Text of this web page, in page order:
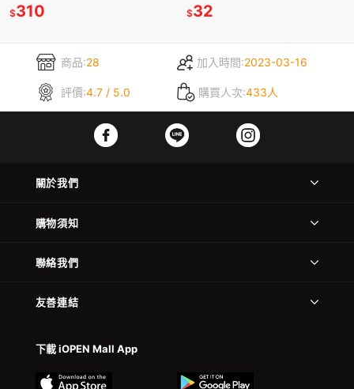
$310 $32
商品:28 加入時間:2023-03-16
評價:4.7 / 5.0 購買人次:433人
關於我們
購物須知
聯絡我們
友善連結
下載 iOPEN Mall App